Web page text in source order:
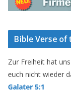
Bible Verse of
Zur Freiheit hat
euch nicht wieder
Galater 5:1